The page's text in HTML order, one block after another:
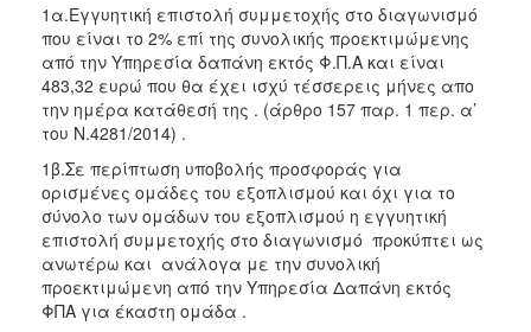
1α.Εγγυητική επιστολή συμμετοχής στο διαγωνισμό
που είναι το 2% επί της συνολικής προεκτιμώμενης
από την Υπηρεσία δαπάνη εκτός Φ.Π.Α και είναι
483,32 ευρώ που θα έχει ισχύ τέσσερεις μήνες απο
την ημέρα κατάθεσή της . (άρθρο 157 παρ. 1 περ. α’
του Ν.4281/2014) .
1β.Σε περίπτωση υποβολής προσφοράς για
ορισμένες ομάδες του εξοπλισμού και όχι για το
σύνολο των ομάδων του εξοπλισμού η εγγυητική
επιστολή συμμετοχής στο διαγωνισμό προκύπτει ως
ανωτέρω και ανάλογα με την συνολική
προεκτιμώμενη από την Υπηρεσία Δαπάνη εκτός
ΦΠΑ για έκαστη ομάδα .